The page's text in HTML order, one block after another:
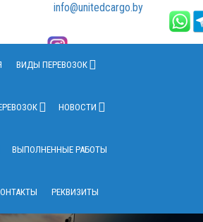
info@unitedcargo.by
ВИДЫ ПЕРЕВОЗОК
НОВОСТИ
ВЫПОЛНЕННЫЕ РАБОТЫ
РЕКВИЗИТЫ